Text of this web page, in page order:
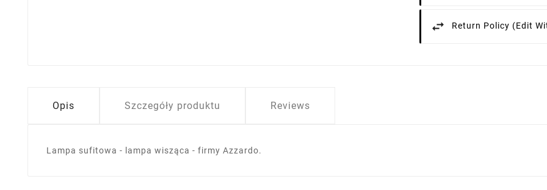
Return Policy (edit
Opis Szczegóły produktu Reviews
Lampa sufitowa - lampa wisząca - firmy Azzardo.